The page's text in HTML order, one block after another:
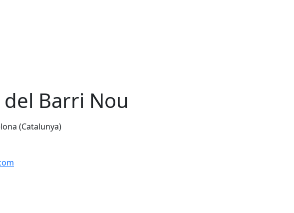
del Barri Nou
(Catalunya)